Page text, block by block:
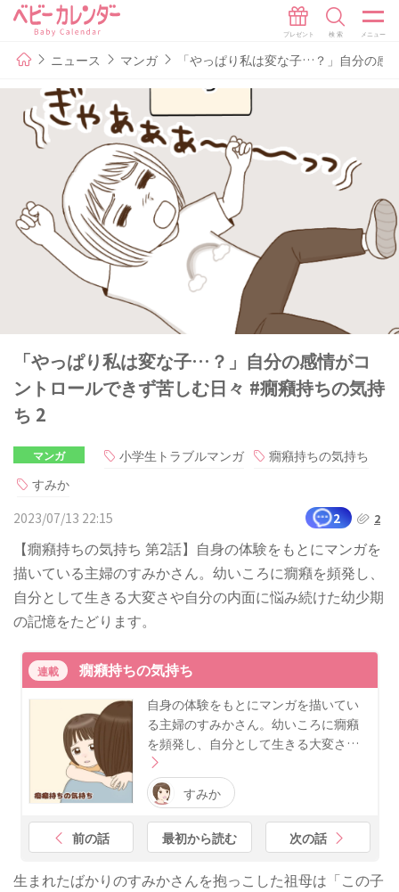
ニュース マンガ 「やっぱり私は変な子…？」自分の感
「やっぱり私は変な子…？」自分の感情がコ
ントロールできず苦しむ日々 #癇癪持ちの気持
ち 2
マンガ 小学生トラブルマンガ
癇癪持ちの気持ち
すみか
2023/07/13 22:15
2 2
【癇癪持ちの気持ち 第2話】自身の体験をもとにマンガを
描いている主婦のすみかさん。幼いころに癇癪を頻発し、
自分として生きる大変さや自分の内面に悩み続けた幼少期
の記憶をたどります。
連載 癇癪持ちの気持ち
自身の体験をもとにマンガを描いてい
る主婦のすみかさん。幼いころに癇癪
を頻発し、自分として生きる大変さ…
すみか
前の話 最初から読む 次の話
生まれたばかりのすみかさんを抱っこした祖母は「この子